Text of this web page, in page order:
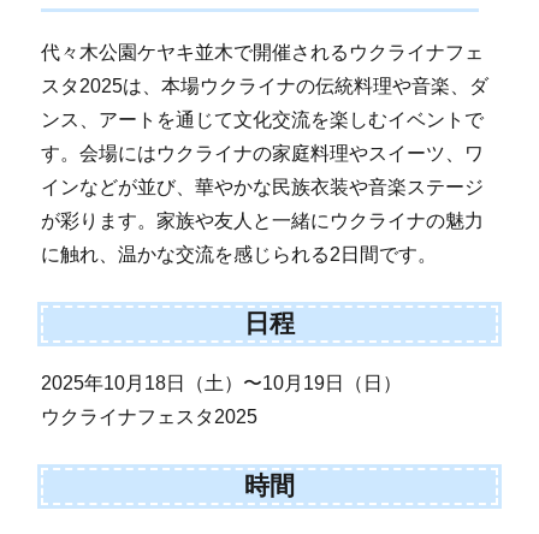
代々木公園ケヤキ並木で開催されるウクライナフェ
スタ2025は、本場ウクライナの伝統料理や音楽、ダ
ンス、アートを通じて文化交流を楽しむイベントで
す。会場にはウクライナの家庭料理やスイーツ、ワ
インなどが並び、華やかな民族衣装や音楽ステージ
が彩ります。家族や友人と一緒にウクライナの魅力
に触れ、温かな交流を感じられる2日間です。
日程
2025年10月18日（土）〜10月19日（日）
ウクライナフェスタ2025
時間